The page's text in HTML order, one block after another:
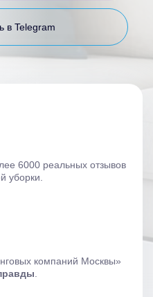
в Telegram
6000 реальных отзывов
уборки.
компаний Москвы»